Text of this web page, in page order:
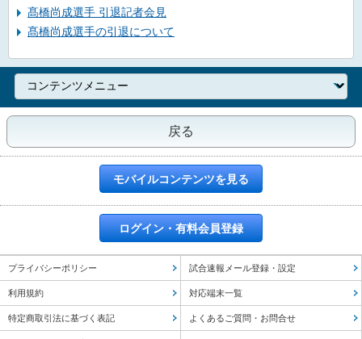
髙橋尚成選手 引退記者会見
髙橋尚成選手の引退について
戻る
モバイルコンテンツを見る
ログイン・有料会員登録
プライバシーポリシー 試合速報メール登録・設定
利用規約 対応端末一覧
特定商取引法に基づく表記 よくあるご質問・お問合せ